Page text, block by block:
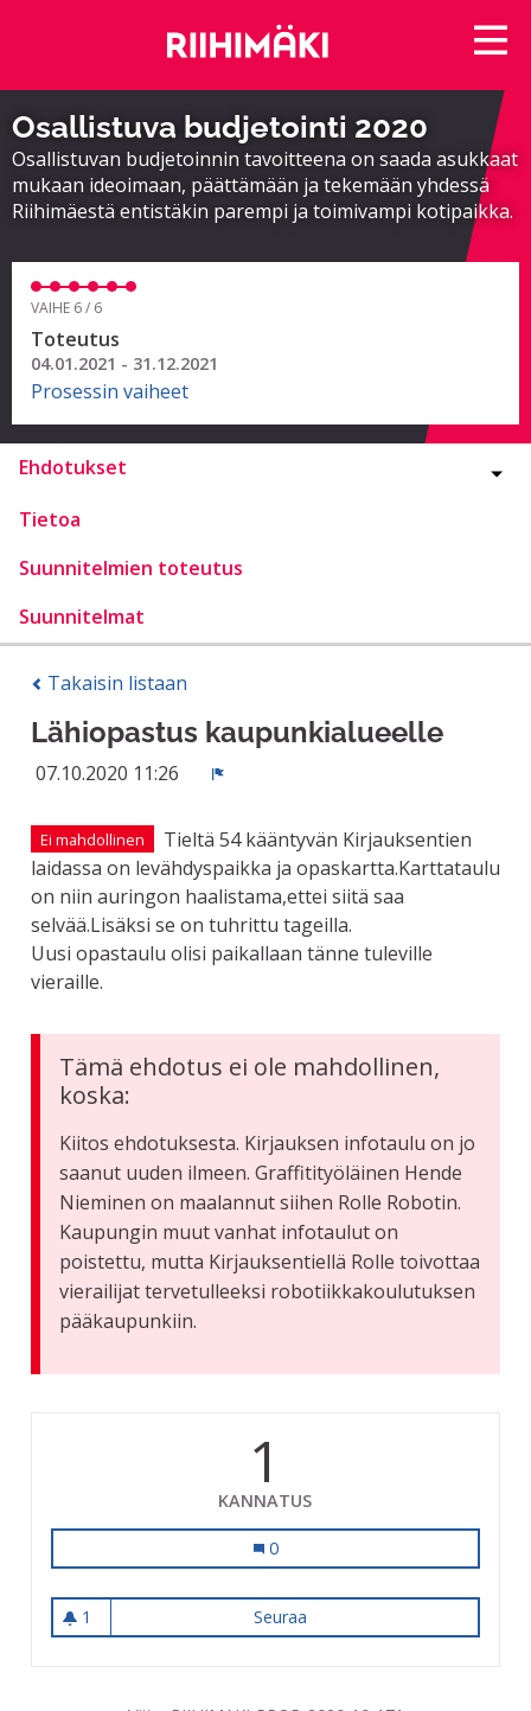
Osallistuva budjetointi 2020
Osallistuvan budjetoinnin tavoitteena on saada asukkaat
mukaan ideoimaan, päättämään ja tekemään yhdessä
Riihimäestä entistäkin parempi ja toimivampi kotipaikka.
VAIHE 6 / 6
Toteutus
04.01.2021 - 31.12.2021
Prosessin vaiheet
Ehdotukset
Tietoa
Suunnitelmien toteutus
Suunnitelmat
Takaisin listaan
Lähiopastus kaupunkialueelle
07.10.2020 11:26
Ei mahdollinen
Tieltä 54 kääntyvän Kirjauksentien
laidassa on levähdyspaikka ja opaskartta.Karttataulu
on niin auringon haalistama,ettei siitä saa
selvää.Lisäksi se on tuhrittu tageilla.
Uusi opastaulu olisi paikallaan tänne tuleville
vieraille.
Tämä ehdotus ei ole mahdollinen,
koska:
Kiitos ehdotuksesta. Kirjauksen infotaulu on jo
saanut uuden ilmeen. Graffitityöläinen Hende
Nieminen on maalannut siihen Rolle Robotin.
Kaupungin muut vanhat infotaulut on
poistettu, mutta Kirjauksentiellä Rolle toivottaa
vierailijat tervetulleeksi robotiikkakoulutuksen
pääkaupunkiin.
1
KANNATUS
Lähiopastus kaupunkialueelle
0
1
1 seuraaja
Seuraa